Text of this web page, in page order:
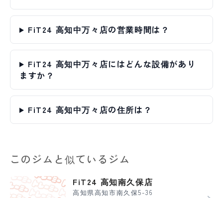
FiT24 高知中万々店の営業時間は？
FiT24 高知中万々店にはどんな設備があり
ますか？
FiT24 高知中万々店の住所は？
このジムと似ているジム
FiT24 高知南久保店
高知県高知市南久保5-36